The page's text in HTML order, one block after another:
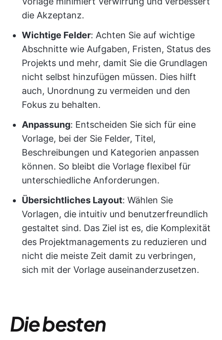
die Akzeptanz.
Wichtige Felder: Achten Sie auf wichtige
Abschnitte wie Aufgaben, Fristen, Status des
Projekts und mehr, damit Sie die Grundlagen
nicht selbst hinzufügen müssen. Dies hilft
auch, Unordnung zu vermeiden und den
Fokus zu behalten.
Anpassung: Entscheiden Sie sich für eine
Vorlage, bei der Sie Felder, Titel,
Beschreibungen und Kategorien anpassen
können. So bleibt die Vorlage flexibel für
unterschiedliche Anforderungen.
Übersichtliches Layout: Wählen Sie
Vorlagen, die intuitiv und benutzerfreundlich
gestaltet sind. Das Ziel ist es, die Komplexität
des Projektmanagements zu reduzieren und
nicht die meiste Zeit damit zu verbringen,
sich mit der Vorlage auseinanderzusetzen.
Die besten